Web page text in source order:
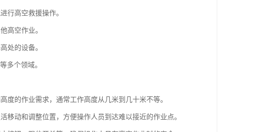
行高空救援操作。
高空作业。
处的设备。
多个领域。
度的作业需求，通常工作高度从几米到几十米不等。
移动和调整位置，方便操作人员到达难以接近的作业点。